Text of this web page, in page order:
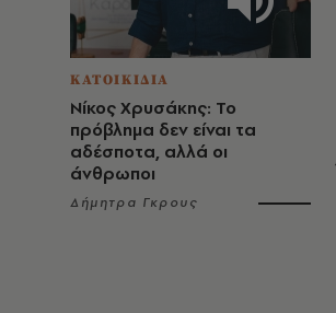
ΚΑΤΟΙΚΙΔΙΑ
Νίκος Χρυσάκης: Το
πρόβλημα δεν είναι τα
αδέσποτα, αλλά οι
άνθρωποι
Δήμητρα Γκρους